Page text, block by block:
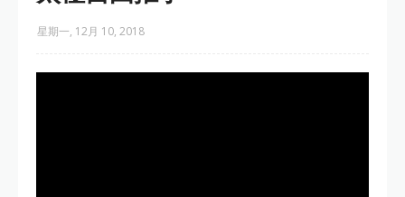
星期一, 12月 10, 2018